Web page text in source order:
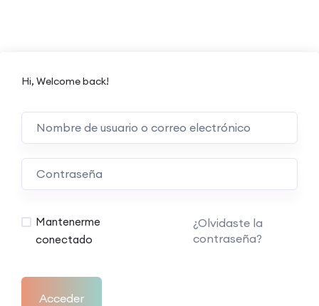
Hi, Welcome back!
Mantenerme
conectado
¿Olvidaste la
contraseña?
Acceder